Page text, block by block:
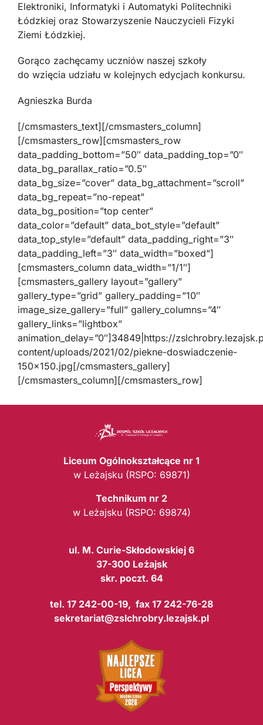
Elektroniki, Informatyki i Automatyki Politechniki
Łódzkiej oraz Stowarzyszenie Nauczycieli Fizyki
Ziemi Łódzkiej.
Gorąco zachęcamy uczniów naszej szkoły
do wzięcia udziału w kolejnych edycjach konkursu.
Agnieszka Burda
[/cmsmasters_text][/cmsmasters_column]
[/cmsmasters_row][cmsmasters_row
data_padding_bottom=”50″ data_padding_top=”0″
data_bg_parallax_ratio=”0.5″
data_bg_size=”cover” data_bg_attachment=”scroll”
data_bg_repeat=”no-repeat”
data_bg_position=”top center”
data_color=”default” data_bot_style=”default”
data_top_style=”default” data_padding_right=”3″
data_padding_left=”3″ data_width=”boxed”]
[cmsmasters_column data_width=”1/1″]
[cmsmasters_gallery layout=”gallery”
gallery_type=”grid” gallery_padding=”10″
image_size_gallery=”full” gallery_columns=”4″
gallery_links=”lightbox”
animation_delay=”0″]34849|https://
content/uploads/2021/02/piekne-doswiadczenie-
150×150.jpg[/cmsmasters_gallery]
[/cmsmasters_column][/cmsmasters_row]
Liceum Ogólnokształcące nr 1
w Leżajsku (RSPO: 69871)
Technikum nr 2
w Leżajsku (RSPO: 69874)
ul. M. Curie-Skłodowskiej 6
37-300 Leżajsk
skr. poczt. 64
tel. 17 242-00-19, fax 17 242-76-28
sekretariat@zslchrobry.lezajsk.pl